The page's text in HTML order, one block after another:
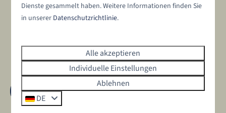
Bezahlen Sie sicher
Dienste gesammelt haben. Weitere Informationen finden Sie
in unserer Datenschutzrichtlinie.
Alle akzeptieren
Individuelle Einstellungen
Ablehnen
DE